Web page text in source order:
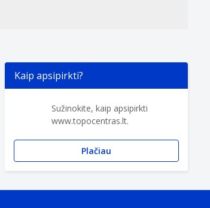
Kaip apsipirkti?
Sužinokite, kaip apsipirkti
www.topocentras.lt.
Plačiau